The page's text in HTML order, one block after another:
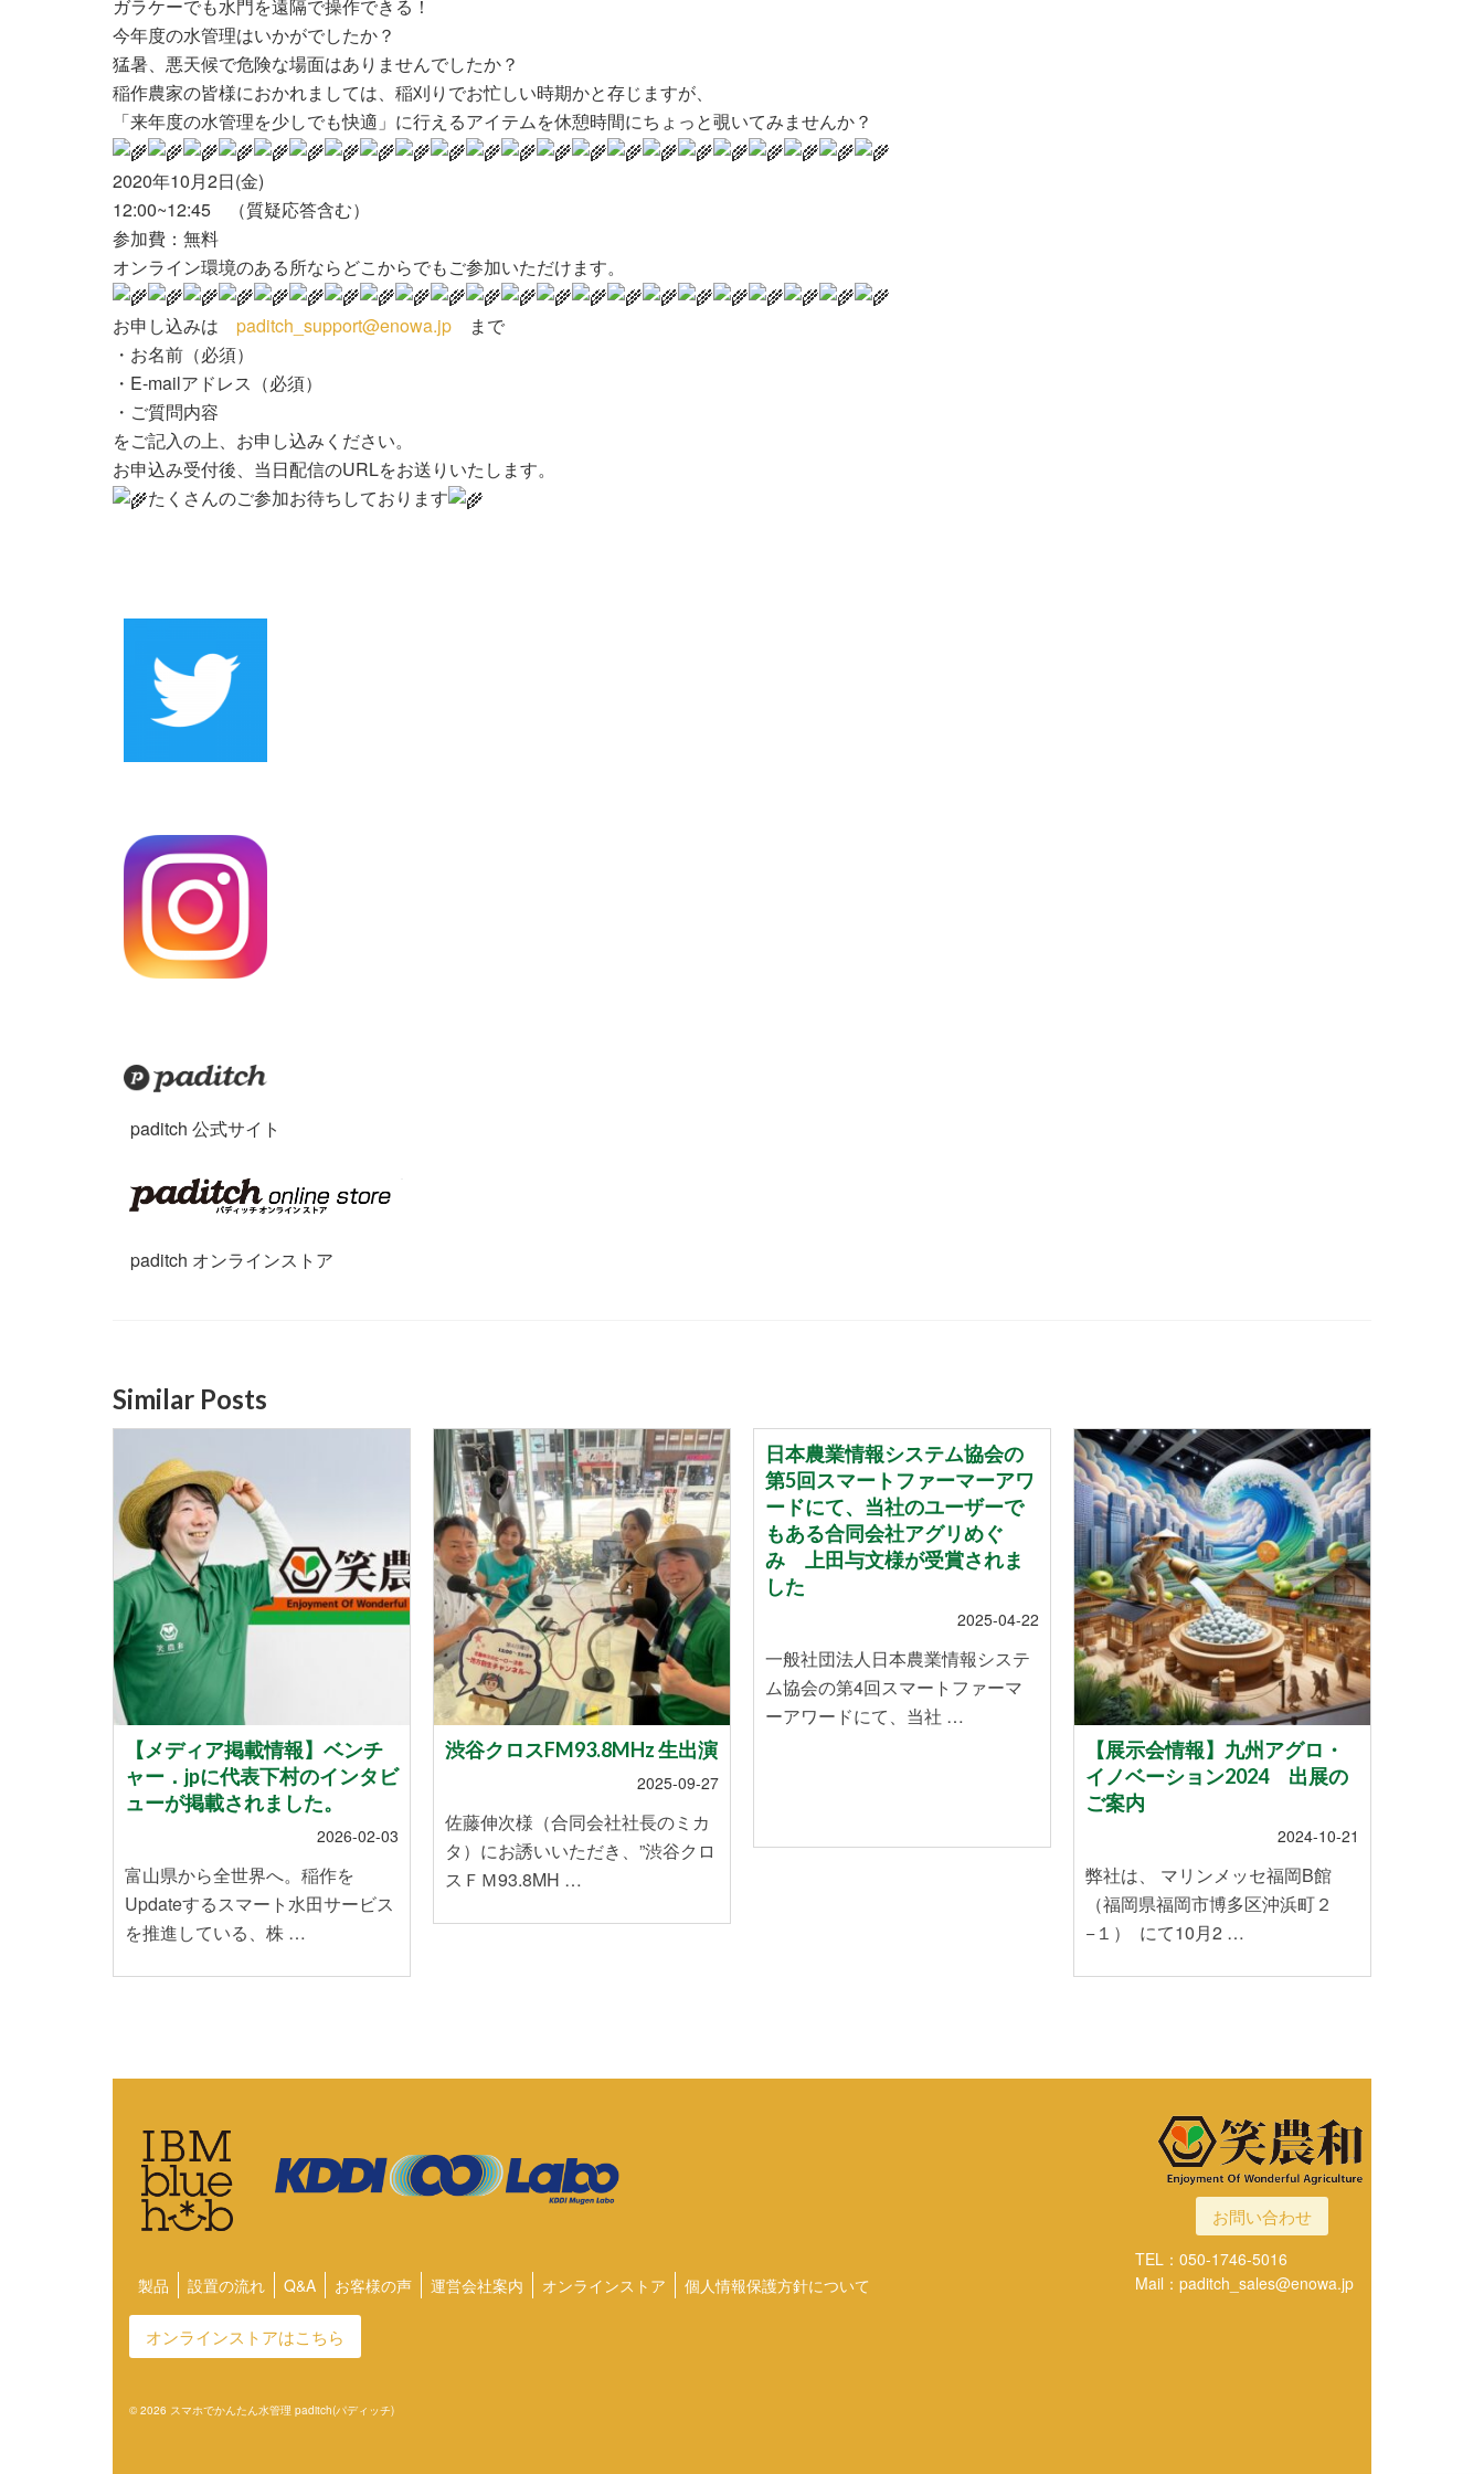
ガラケーでも水門を遠隔で操作できる！
今年度の水管理はいかがでしたか？
猛暑、悪天候で危険な場面はありませんでしたか？
稲作農家の皆様におかれましては、稲刈りでお忙しい時期かと存じますが、
「来年度の水管理を少しでも快適」に行えるアイテムを休憩時間にちょっと覗いてみませんか？
2020年10月2日(金)
12:00~12:45 （質疑応答含む）
参加費：無料
オンライン環境のある所ならどこからでもご参加いただけます。
お申し込みは paditch_support@enowa.jp
まで
・お名前（必須）
・E-mailアドレス（必須）
・ご質問内容
をご記入の上、お申し込みください。
お申込み受付後、当日配信のURLをお送りいたします。
たくさんのご参加お待ちしております
paditch 公式サイト
paditch オンラインストア
Similar Posts
【メディア掲載情報】ベンチ
ャー．jpに代表下村のインタビ
ューが掲載されました。
2026-02-03
富山県から全世界へ。稲作を
Updateするスマート水田サービス
を推進している、株 …
渋谷クロスFM93.8MHz 生出演
2025-09-27
佐藤伸次様（合同会社社長のミカ
タ）にお誘いいただき、”渋谷クロ
スＦＭ93.8MH …
日本農業情報システム協会の
第5回スマートファーマーアワ
ードにて、当社のユーザーで
もある合同会社アグリめぐ
み 上田与文様が受賞されま
した
2025-04-22
一般社団法人日本農業情報システ
ム協会の第4回スマートファーマ
ーアワードにて、当社 …
【展示会情報】九州アグロ・
イノベーション2024 出展の
ご案内
2024-10-21
弊社は、 マリンメッセ福岡B館
（福岡県福岡市博多区沖浜町２
−１） にて10月2 …
製品 設置の流れ Q&A お客様の声 運営会社案内 オンラインストア 個人情報保護方針について
オンラインストアはこちら
お問い合わせ
TEL：050-1746-5016
Mail：paditch_sales@enowa.jp
© 2026 スマホでかんたん水管理 paditch(パディッチ)